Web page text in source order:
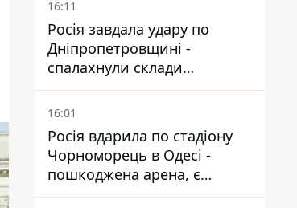
16:11
Росія завдала удару по
Дніпропетровщині -
спалахнули склади
логістичної компанії
16:01
Росія вдарила по стадіону
Чорноморець в Одесі -
пошкоджена арена, є
постраждалий